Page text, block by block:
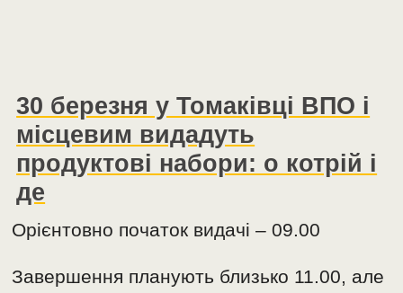
30 березня у Томаківці ВПО і
місцевим видадуть
продуктові набори: о котрій і
де
Орієнтовно початок видачі – 09.00
Завершення планують близько 11.00, але